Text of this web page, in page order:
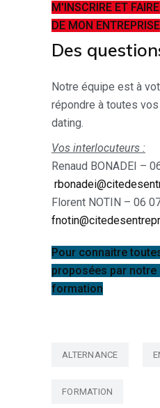
M'INSCRIRE ET
DE MON ENTREPRISE
Des
Notre équipe est à
répondre à toutes
dating.
Vos interlocuteurs :
Renaud BONADEI –
Florent NOTIN – 06
fnotin@
Pour connaitre
proposées par notre
formation
ALTERNANCE
FORMATION